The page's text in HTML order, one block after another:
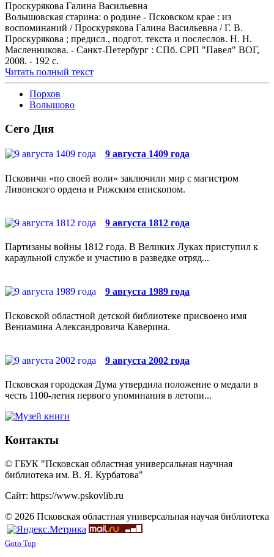
Проскурякова Галина Васильевна
Волышовская старина: о родине - Псковском крае : из
воспоминаний / Проскурякова Галина Васильевна / Г. В.
Проскурякова ; предисл., подгот. текста и послеслов. Н. Н.
Масленникова. - Санкт-Петербург : СПб. СРП "Павел" ВОГ,
2008. - 192 с.
Читать полный текст
Порхов
Волышово
Сего Дня
9 августа 1409 года
Псковичи «по своей воли» заключили мир с магистром
Ливонского ордена и Рижским епископом.
9 августа 1812 года
Партизаны войны 1812 года. В Великих Луках приступил к
караульной службе и участию в разведке отряд...
9 августа 1989 года
Псковской областной детской библиотеке присвоено имя
Вениамина Александровича Каверина.
9 августа 2002 года
Псковская городская Дума утвердила положение о медали в
честь 1100-летия первого упоминания в летопи...
Контакты
© ГБУК "Псковская областная универсальная научная
библиотека им. В. Я. Курбатова"
Сайт: https://www.pskovlib.ru
© 2026 Псковская областная универсальная научая библиотека
Goto Top